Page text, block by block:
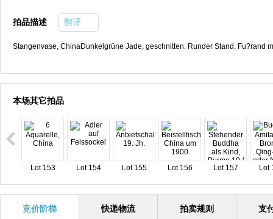
拍品描述 翻译
Stangenvase, ChinaDunkelgrüne Jade, geschnitten. Runder Stand, Fu?rand
本场其它拍品
Lot 153 Lot 154 Lot 155 Lot 156 Lot 157 Lot
竞价阶梯 快递物流 拍卖规则 支